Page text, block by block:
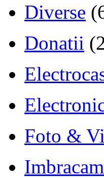
Diverse
Donatii
Foto &